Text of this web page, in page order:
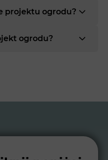
projektu ogrodu?
ogrodu?